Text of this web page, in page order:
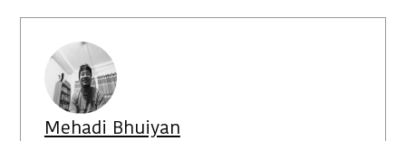
Mehadi Bhuiyan